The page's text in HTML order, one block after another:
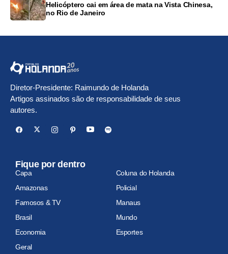
Helicóptero cai em área de mata na Vista Chinesa,
no Rio de Janeiro
Diretor-Presidente: Raimundo de Holanda
Artigos assinados são de responsabilidade de seus
autores.
Fique por dentro
Capa
Coluna do Holanda
Amazonas
Policial
Famosos & TV
Manaus
Brasil
Mundo
Economia
Esportes
Geral